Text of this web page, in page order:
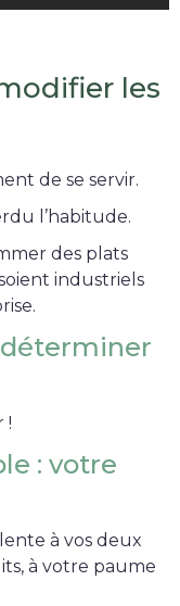
les
de se servir.
l’habitude.
des plats
industriels
déterminer
!
: votre
à vos deux
à votre paume